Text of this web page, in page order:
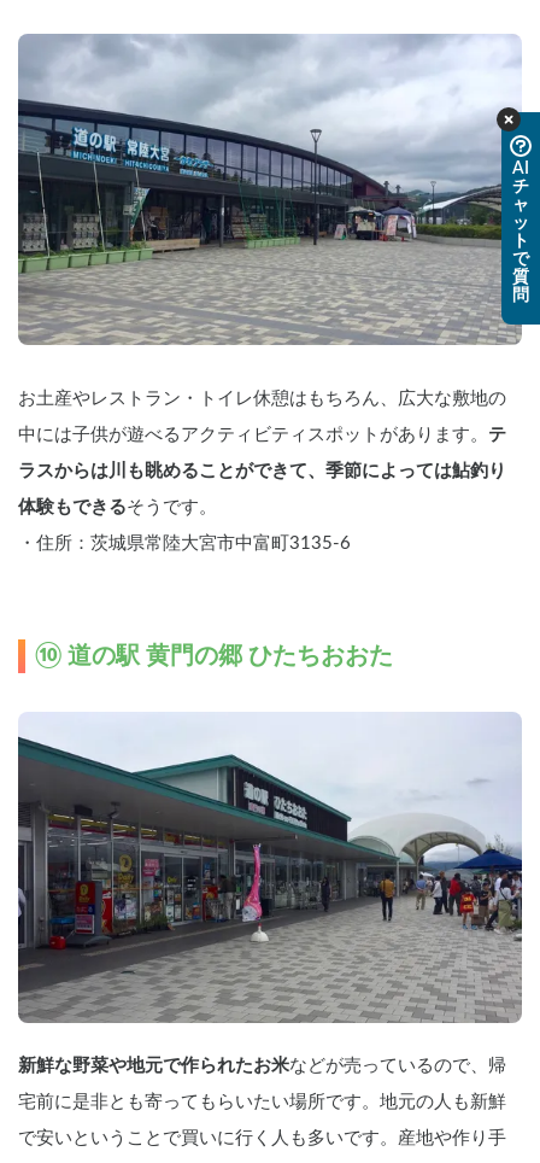
お土産やレストラン・トイレ休憩はもちろん、広大な敷地の
中には子供が遊べるアクティビティスポットがあります。 テ
ラスからは川も眺めることができて、季節によっては鮎釣り
体験もできるそうです。
・住所：茨城県常陸大宮市中富町3135-6
⑩ 道の駅 黄門の郷 ひたちおおた
新鮮な野菜や地元で作られたお米などが売っているので、帰
宅前に是非とも寄ってもらいたい場所です。地元の人も新鮮
で安いということで買いに行く人も多いです。産地や作り手
AI
チ
ャ
ッ
ト
で
質
問